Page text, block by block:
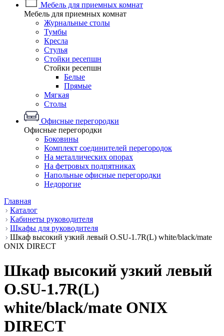
Мебель для приемных комнат
Мебель для приемных комнат
Журнальные столы
Тумбы
Кресла
Стулья
Стойки ресепшн
Стойки ресепшн
Белые
Прямые
Мягкая
Столы
Офисные перегородки
Офисные перегородки
Боковины
Комплект соединителей перегородок
На металлических опорах
На фетровых подпятниках
Напольные офисные перегородки
Недорогие
Главная
Каталог
Кабинеты руководителя
Шкафы для руководителя
Шкаф высокий узкий левый O.SU-1.7R(L) white/black/mate
ONIX DIRECT
Шкаф высокий узкий левый
O.SU-1.7R(L)
white/black/mate ONIX
DIRECT